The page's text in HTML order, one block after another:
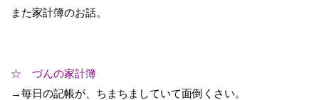
また家計簿のお話。
☆ づんの家計簿
→毎日の記帳が、ちまちましていて面倒くさい。